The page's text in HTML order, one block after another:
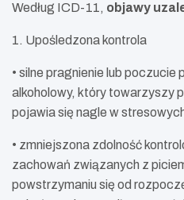
Według ICD-11, objawy
1. Upośledzona kontrola
• silne pragnienie lub poczucie
alkoholowy, który towarzyszy
pojawia się nagle w
• zmniejszona zdolność
zachowań związanych z
powstrzymaniu się od